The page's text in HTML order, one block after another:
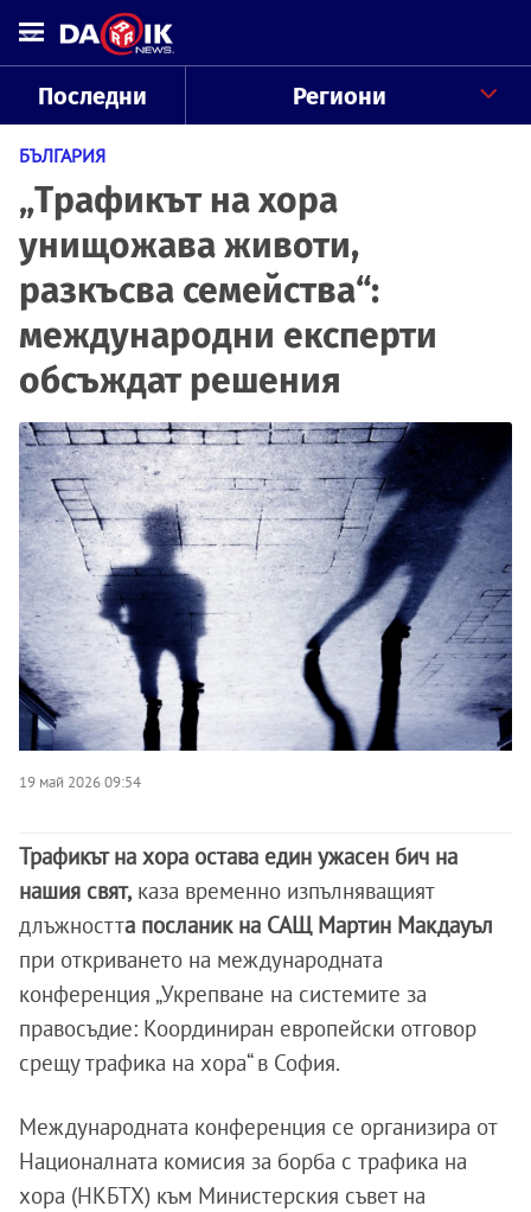
Последни Региони
БЪЛГАРИЯ
„Трафикът на хора
унищожава животи,
разкъсва семейства“:
международни експерти
обсъждат решения
19 май 2026 09:54
Трафикът на хора остава един ужасен бич на
нашия свят, каза временно изпълняващият
длъжността посланик на САЩ Мартин Макдауъл
при откриването на международната
конференция „Укрепване на системите за
правосъдие: Координиран европейски отговор
срещу трафика на хора“ в София.
Международната конференция се организира от
Националната комисия за борба с трафика на
хора (НКБТХ) към Министерския съвет на